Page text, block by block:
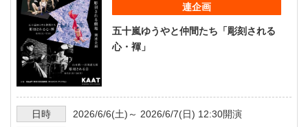
連企画
五十嵐ゆうやと仲間たち「彫刻される
心・褌」
日時 2026/6/6(土)～ 2026/6/7(日) 12:30開演